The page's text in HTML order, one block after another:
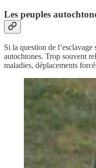
Les peuples
Si la question de
autochtones. Trop souvent
maladies, déplacements